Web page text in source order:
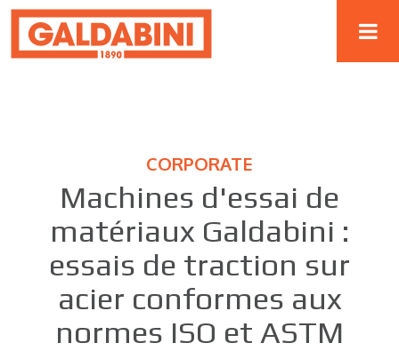
CORPORATE
Machines d'essai de
matériaux Galdabini :
essais de traction sur
acier conformes aux
normes ISO et ASTM